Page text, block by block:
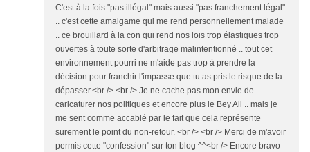
C'est à la fois "pas illégal" mais aussi "pas franchement légal"
.. c'est cette amalgame qui me rend personnellement malade
.. ce brouillard à la con qui rend nos lois trop élastiques trop
ouvertes à toute sorte d'arbitrage malintentionné .. tout cet
environnement pourri ne m'aide pas trop à prendre la
décision pour franchir l'impasse que tu as pris le risque de la
dépasser.<br /> <br /> Je ne cache pas mon envie de
caricaturer nos politiques et encore plus le Bey Ali .. mais je
me sent comme accablé par le fait que cela représente
surement le point du non-retour. <br /> <br /> Merci de m'avoir
permis cette "confession" sur ton blog ^^<br /> Encore bravo